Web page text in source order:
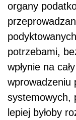
organy
potrzebami,
wpłynie na
wprowadzeniu
systemowych,
lepiej byłoby